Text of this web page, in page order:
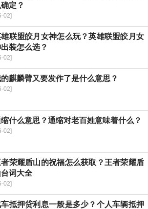
定？
02]
联盟皎月女神怎么玩？英雄联盟皎月女
装怎么选？
02]
麒麟臂又要发作了是什么意思？
02]
什么意思？通缩对老百姓意味着什么？
02]
者荣耀盾山的祝福怎么获取？王者荣耀盾
台词大全
02]
抵押贷利息一般是多少？个人车辆抵押